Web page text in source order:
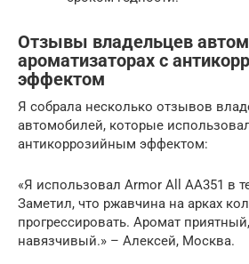
Отзывы владельцев
ароматизаторах с
эффектом
Я собрала несколько отзывов
автомобилей, которые
антикоррозийным эффектом:
«Я использовал Armor All AA351 в
Заметил, что ржавчина на арках
прогрессировать. Аромат
навязчивый.» – Алексей, Москва.